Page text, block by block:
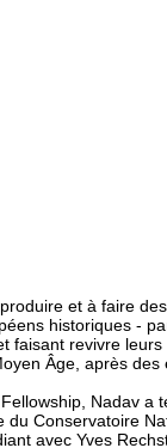
et à faire des
historiques -
faisant revivre leurs
Âge, après des
Nadav a
du Conservatoire
avec Yves